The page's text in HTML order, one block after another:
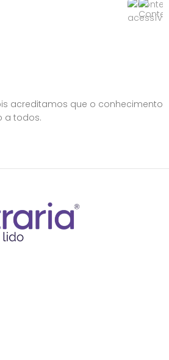
acreditamos que o conhecimento
a todos.